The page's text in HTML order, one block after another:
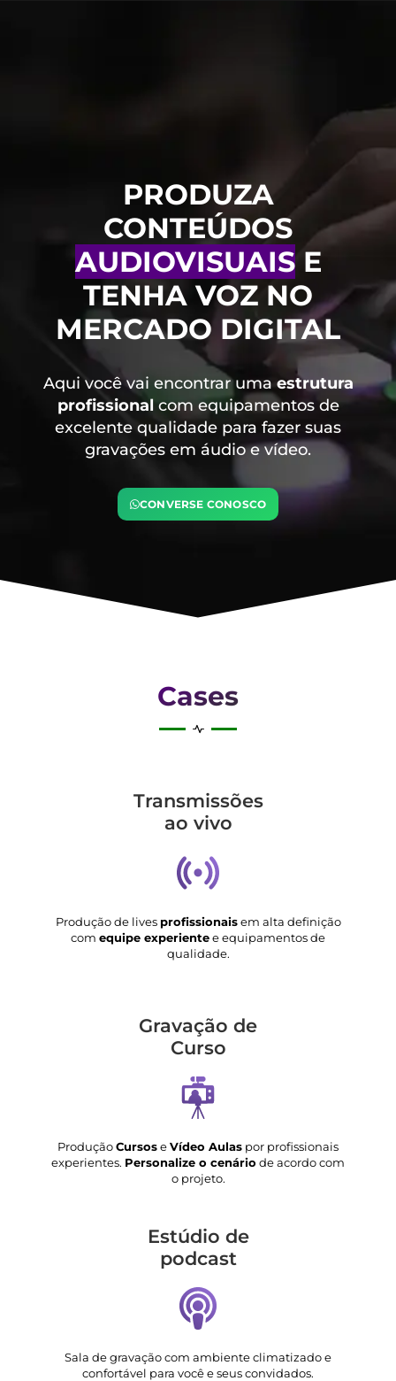
PRODUZA
CONTEÚDOS
AUDIOVISUAISE
TENHA VOZ NO
MERCADO DIGITAL
Aqui você vai encontrar uma estrutura
profissional com equipamentos de
excelente qualidade para fazer suas
gravações em áudio e vídeo.
CONVERSE CONOSCO
Cases
Transmis­sões
ao vivo
Produção de lives profissionaisem alta definição
com equipe experientee equipamentos de
qualidade.
Gravação de
Curso
ProduçãoCursoseVídeo Aulas por profissionais
experientes. Personalize o cenário de acordo com
o projeto.
Estúdio de
podcast
Sala de gravação com ambiente climatizado e
confortável para você e seus convidados.